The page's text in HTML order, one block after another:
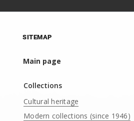
SITEMAP
Main page
Collections
Cultural heritage
Modern collections (since 1946)